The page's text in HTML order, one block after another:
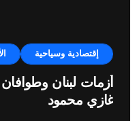
إقتصادية وسياحية
أزمات لبنان
غازي محمود